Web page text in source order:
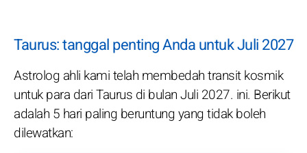
Taurus: tanggal penting Anda untuk Juli 2027
Astrolog ahli kami telah membedah transit kosmik
untuk para dari Taurus di bulan Juli 2027. ini. Berikut
adalah 5 hari paling beruntung yang tidak boleh
dilewatkan: